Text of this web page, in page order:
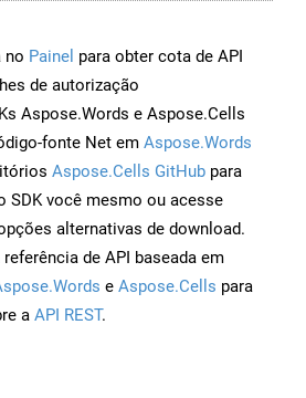
no Painel para obter cota de API
de autorização
Aspose.Words e Aspose.Cells
fonte Net em Aspose.Words
Aspose.Cells GitHub para
SDK você mesmo ou acesse
alternativas de download.
de API baseada em
e Aspose.Cells para
a API REST.